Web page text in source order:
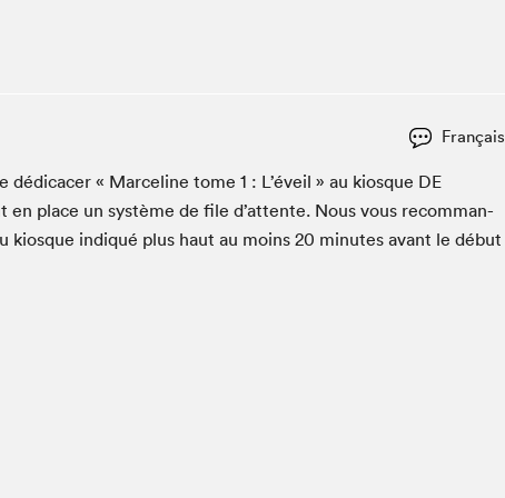
Le Salon dans ta classe
Liseur Public
Matinées scolaires Hydro-Québec
Français
dédi­cac­er « Marce­line tome 1 : L’éveil » au kiosque DE
en place un sys­tème de file d’at­tente. Nous vous recom­man­
kiosque indiqué plus haut au moins 20 min­utes avant le début